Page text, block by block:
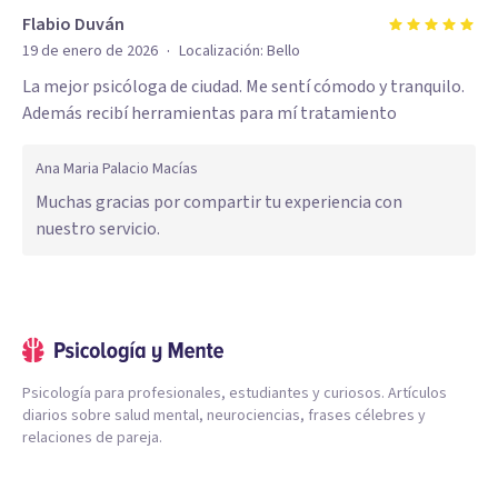
Flabio Duván
19 de enero de 2026 · Localización: Bello
La mejor psicóloga de ciudad. Me sentí cómodo y tranquilo.
Además recibí herramientas para mí tratamiento
Ana Maria Palacio Macías
Muchas gracias por compartir tu experiencia con
nuestro servicio.
Psicología para profesionales, estudiantes y curiosos. Artículos
diarios sobre salud mental, neurociencias, frases célebres y
relaciones de pareja.